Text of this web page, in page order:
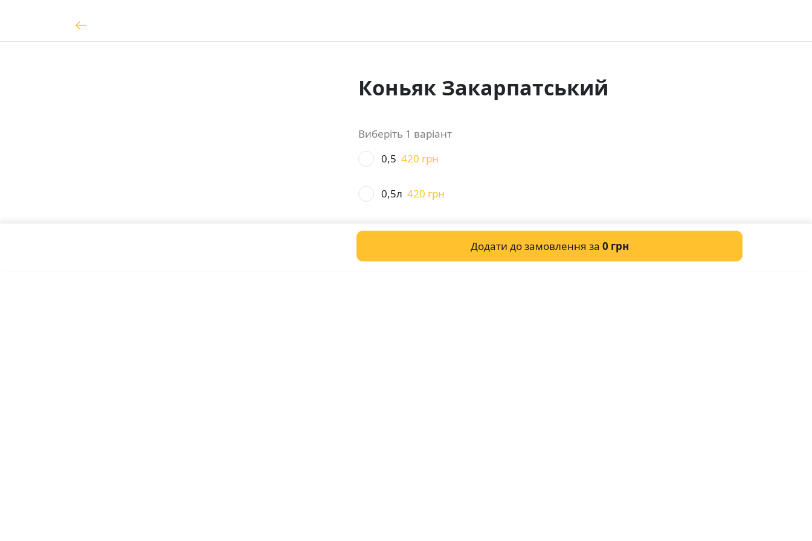
Коньяк Закарпатський
Виберіть 1 варіант
0,5 420 грн
0,5л 420 грн
Додати до замовлення за 0 грн